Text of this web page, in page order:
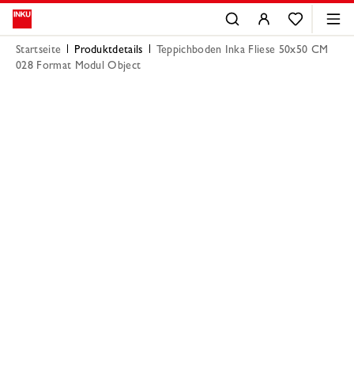
Startseite Produktdetails
Teppichboden Inka Fliese 50x50 CM
028 Format Modul Object